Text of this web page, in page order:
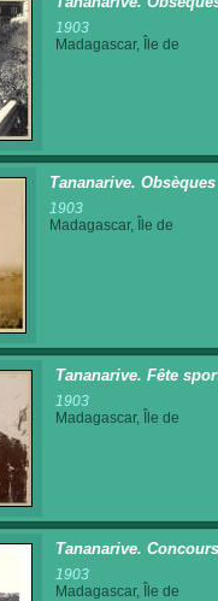
1903
Madagascar, Île de
Tananarive.
1903
Madagascar, Île de
Tananarive. Fête
1903
Madagascar, Île de
Tananarive.
1903
Madagascar, Île de